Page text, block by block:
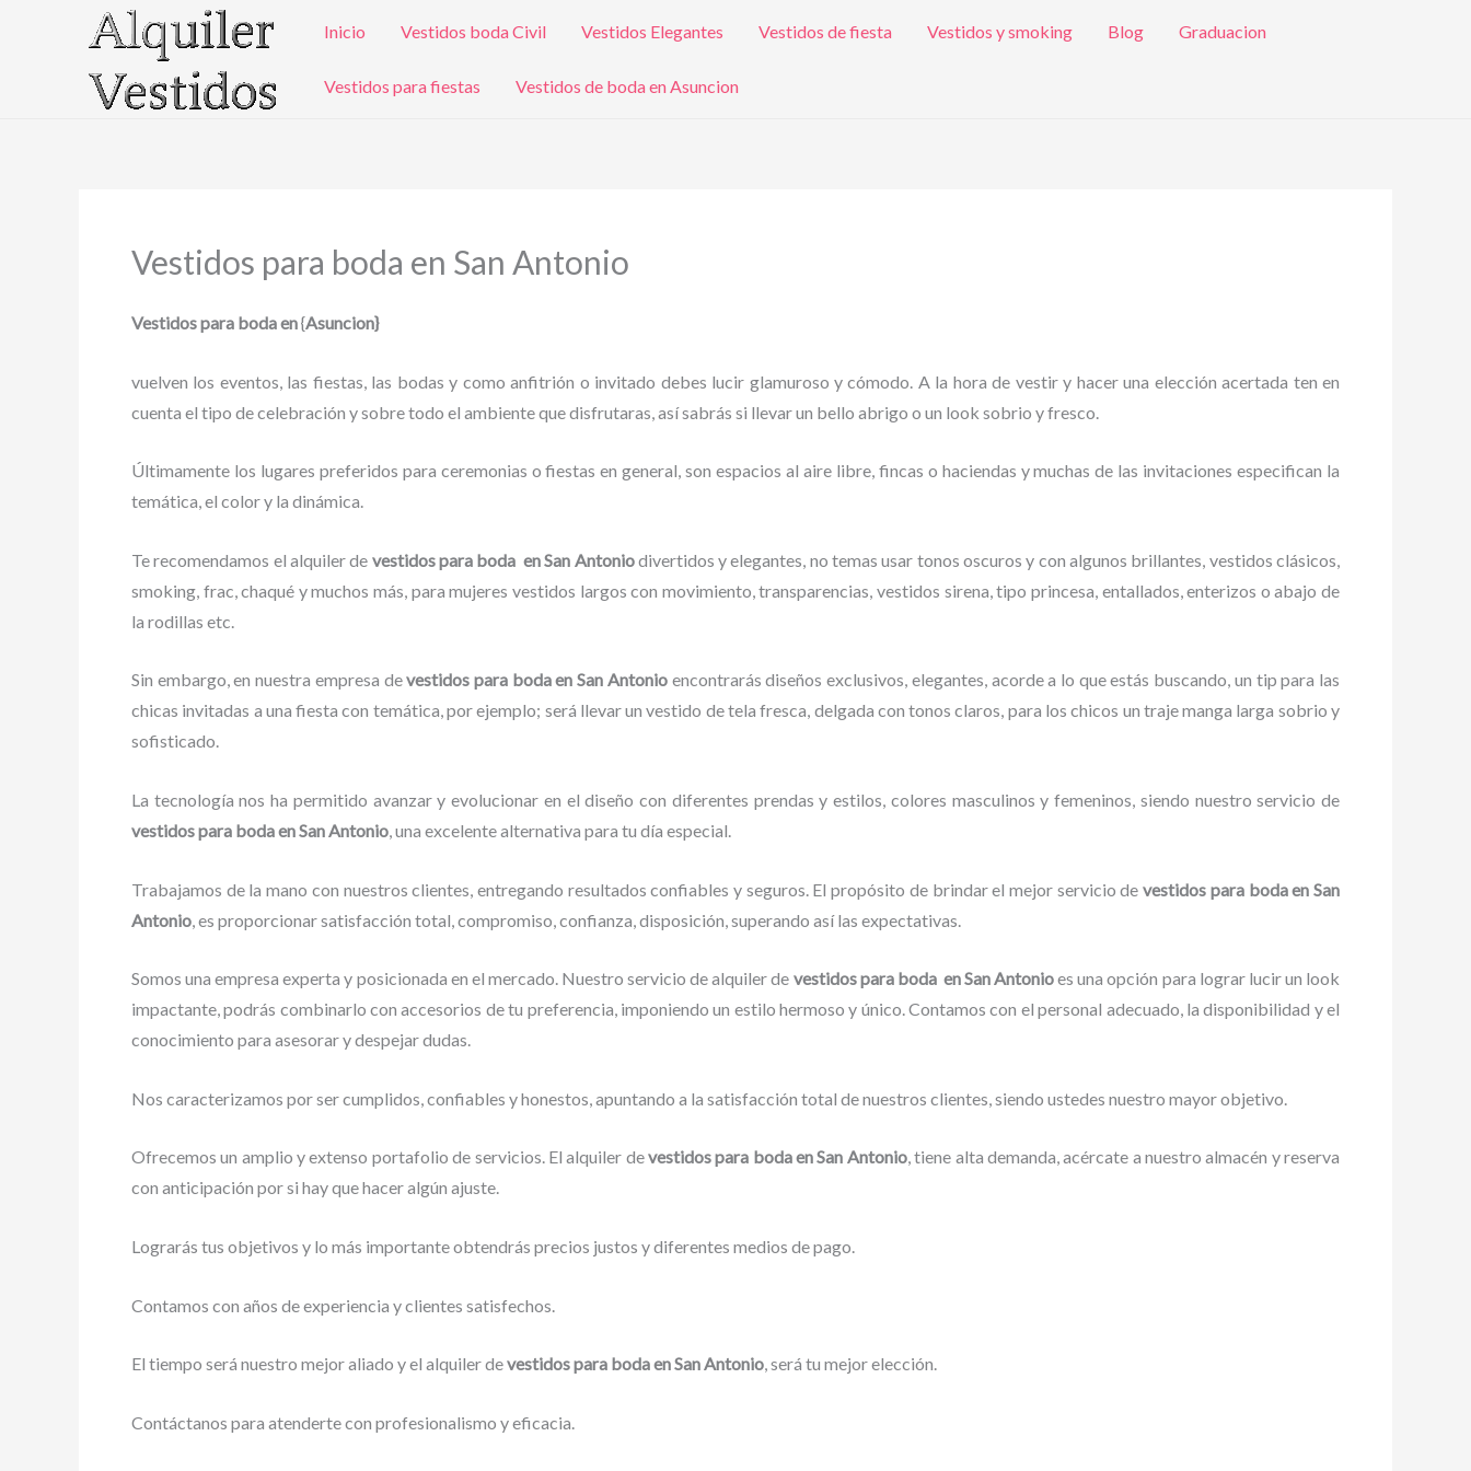
Inicio Vestidos boda Civil Vestidos Elegantes Vestidos de fiesta Vestidos y smoking Blog Graduacion
Vestidos para fiestas Vestidos de boda en Asuncion
Vestidos para boda en San Antonio
Vestidos para boda en{Asuncion}
vuelven los eventos, las fiestas, las bodas y como anfitrión o invitado debes lucir glamuroso y cómodo. A la hora de vestir y hacer una elección acertada ten en
cuenta el tipo de celebración y sobre todo el ambiente que disfrutaras, así sabrás si llevar un bello abrigo o un look sobrio y fresco.
Últimamente los lugares preferidos para ceremonias o fiestas en general, son espacios al aire libre, fincas o haciendas y muchas de las invitaciones especifican la
temática, el color y la dinámica.
Te recomendamos el alquiler de vestidos para boda en San Antoniodivertidos y elegantes, no temas usar tonos oscuros y con algunos brillantes, vestidos clásicos,
smoking, frac, chaqué y muchos más, para mujeres vestidos largos con movimiento, transparencias, vestidos sirena, tipo princesa, entallados, enterizos o abajo de
la rodillas etc.
Sin embargo, en nuestra empresa devestidos para boda en San Antonio encontrarás diseños exclusivos, elegantes, acorde a lo que estás buscando, un tip para las
chicas invitadas a una fiesta con temática, por ejemplo; será llevar un vestido de tela fresca, delgada con tonos claros, para los chicos un traje manga larga sobrio y
sofisticado.
La tecnología nos ha permitido avanzar y evolucionar en el diseño con diferentes prendas y estilos, colores masculinos y femeninos, siendo nuestro servicio de
vestidos para boda en San Antonio, una excelente alternativa para tu día especial.
Trabajamos de la mano con nuestros clientes, entregando resultados confiables y seguros. El propósito de brindar el mejor servicio devestidos para boda en San
Antonio , es proporcionar satisfacción total, compromiso, confianza, disposición, superando así las expectativas.
Somos una empresa experta y posicionada en el mercado. Nuestro servicio de alquiler de vestidos para boda en San Antonioes una opción para lograr lucir un look
impactante, podrás combinarlo con accesorios de tu preferencia, imponiendo un estilo hermoso y único.Contamos con el personal adecuado, la disponibilidad y el
conocimiento para asesorar y despejar dudas.
Nos caracterizamos por ser cumplidos, confiables y honestos, apuntando a la satisfacción total de nuestros clientes, siendo ustedes nuestro mayor objetivo.
Ofrecemos un amplio y extenso portafolio de servicios. El alquiler devestidos para boda en San Antonio, tiene alta demanda, acércate a nuestro almacén y reserva
con anticipación por si hay que hacer algún ajuste.
Lograrás tus objetivos y lo más importante obtendrás precios justos y diferentes medios de pago.
Contamos con años de experiencia y clientes satisfechos.
El tiempo será nuestro mejor aliado yel alquiler devestidos para boda en San Antonio, será tu mejor elección.
Contáctanos para atenderte con profesionalismo y eficacia.